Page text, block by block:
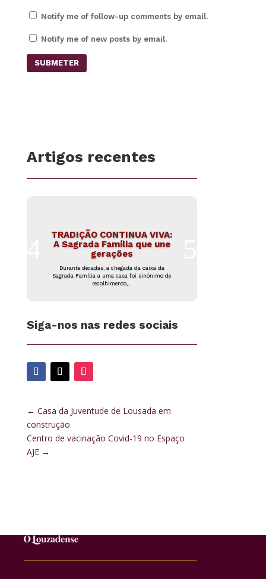
Notify me of follow-up comments by email.
Notify me of new posts by email.
SUBMETER
Artigos recentes
TRADIÇÃO CONTINUA VIVA:
A Sagrada Família que une
gerações
Durante décadas, a chegada da caixa da
Sagrada Família a uma casa foi sinónimo de
recolhimento,...
Siga-nos nas redes sociais
← Casa da Juventude de Lousada em
construção
Centro de vacinação Covid-19 no Espaço
AJE→